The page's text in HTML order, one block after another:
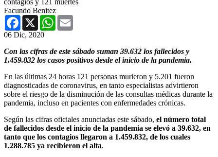
Facundo Benitez
Facebook
X WhatsApp
06 Dic, 2020
Con las cifras de este sábado suman 39.632 los fallecidos y
1.459.832 los casos positivos desde el inicio de la pandemia.
En las últimas 24 horas 121 personas murieron y 5.201 fueron
diagnosticadas de coronavirus, en tanto especialistas advirtieron
sobre el riesgo de la disminución de las consultas médicas durante la
pandemia, incluso en pacientes con enfermedades crónicas.
Según las cifras oficiales anunciadas este sábado, el número total
de fallecidos desde el inicio de la pandemia se elevó a 39.632, en
tanto que los contagios llegaron a 1.459.832, de los cuales
1.288.785 ya recibieron el alta.